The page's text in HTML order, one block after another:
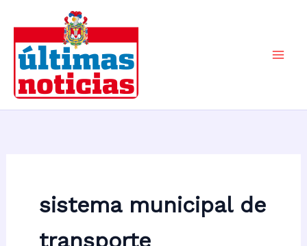
contenido
sistema municipal de
transporte